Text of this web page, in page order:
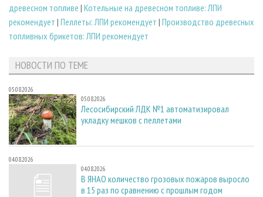
древесном топливе | Котельные на древесном топливе: ЛПИ
рекомендует | Пеллеты: ЛПИ рекомендует | Производство древесных
топливных брикетов: ЛПИ рекомендует
НОВОСТИ ПО ТЕМЕ
05.08.2026
05.08.2026
Лесосибирский ЛДК №1 автоматизировал
укладку мешков с пеллетами
04.08.2026
04.08.2026
В ЯНАО количество грозовых пожаров выросло
в 15 раз по сравнению с прошлым годом